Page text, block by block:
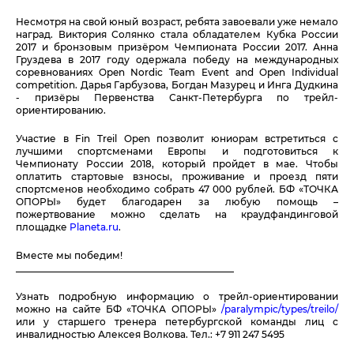
Несмотря на свой юный возраст, ребята завоевали уже немало
наград. Виктория Солянко стала обладателем Кубка России
2017 и бронзовым призёром Чемпионата России 2017. Анна
Груздева в 2017 году одержала победу на международных
соревнованиях Open Nordic Team Event and Open Individual
competition. Дарья Гарбузова, Богдан Мазурец и Инга Дудкина
- призёры Первенства Санкт-Петербурга по трейл-
ориентированию.
Участие в Fin Treil Open позволит юниорам встретиться с
лучшими спортсменами Европы и подготовиться к
Чемпионату России 2018, который пройдет в мае. Чтобы
оплатить стартовые взносы, проживание и проезд пяти
спортсменов необходимо собрать 47 000 рублей. БФ «ТОЧКА
ОПОРЫ» будет благодарен за любую помощь –
пожертвование можно сделать на краудфандинговой
площадке Planeta.ru.
Вместе мы победим!
Узнать подробную информацию о трейл-ориентировании
можно на сайте БФ «ТОЧКА ОПОРЫ» /paralympic/types/treilo/
или у старшего тренера петербургской команды лиц с
инвалидностью Алексея Волкова. Тел.: +7 911 247 5495